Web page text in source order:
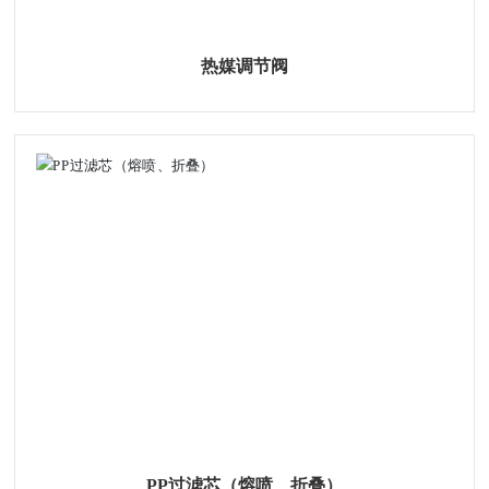
热媒调节阀
PP过滤芯（熔喷、折叠）